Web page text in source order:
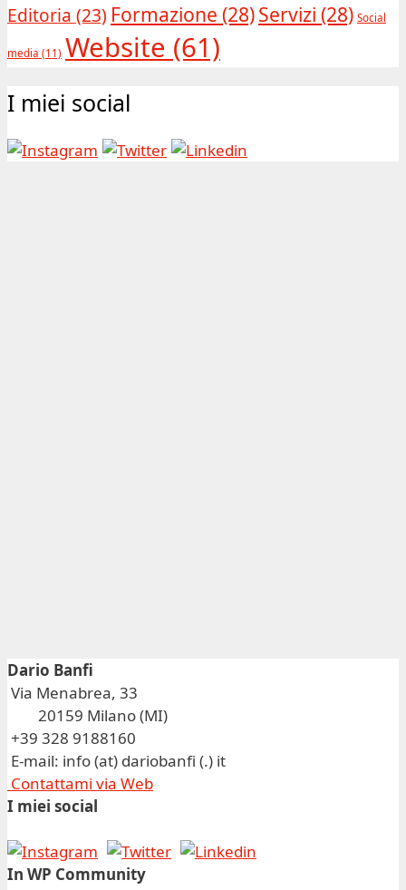
Editoria (23) Formazione (28)Servizi (28) Social
media (11) Website (61)
I miei social
Dario Banfi
Via Menabrea, 33
20159 Milano (MI)
+39 328 9188160
E-mail: info (at) dariobanfi (.) it
Contattami via Web
I miei social
In WP Community